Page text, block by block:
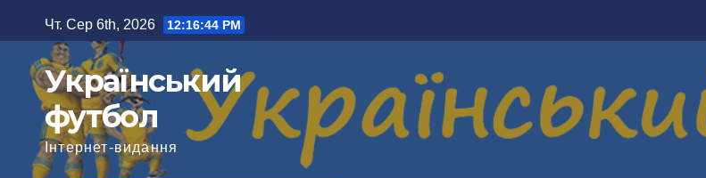
до
вмісту
Чт. Сер 6th, 2026 12:16:45 PM
Український
футбол
Інтернет-видання